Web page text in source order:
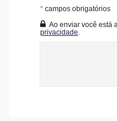
* campos obrigatórios
Ao enviar você está
privacidade